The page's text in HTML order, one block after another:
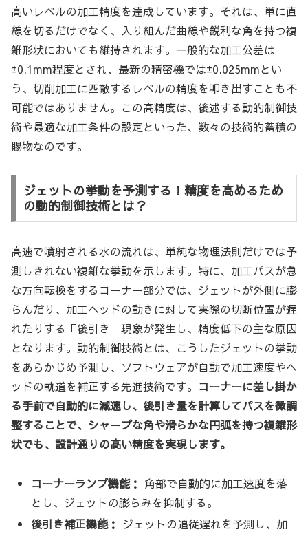
高いレベルの加工精度を達成しています。それは、単に直
線を切るだけでなく、入り組んだ曲線や鋭利な角を持つ複
雑形状においても維持されます。一般的な加工公差は
±0.1mm程度とされ、最新の精密機では±0.025mmとい
う、切削加工に匹敵するレベルの精度を叩き出すことも不
可能ではありません。この高精度は、後述する動的制御技
術や最適な加工条件の設定といった、数々の技術的蓄積の
賜物なのです。
ジェットの挙動を予測する！精度を高めるため
の動的制御技術とは？
高速で噴射される水の流れは、単純な物理法則だけでは予
測しきれない複雑な挙動を示します。特に、加工パスが急
な方向転換をするコーナー部分では、ジェットが外側に膨
らんだり、加工ヘッドの動きに対して実際の切断位置が遅
れたりする「後引き」現象が発生し、精度低下の主な原因
となります。動的制御技術とは、こうしたジェットの挙動
をあらかじめ予測し、ソフトウェアが自動で加工速度やヘ
ッドの軌道を補正する先進技術です。 コーナーに差し掛か
る手前で自動的に減速し、後引き量を計算してパスを微調
整することで、シャープな角や滑らかな円弧を持つ複雑形
状でも、設計通りの高い精度を実現します。
コーナーランプ機能： 角部で自動的に加工速度を落
とし、ジェットの膨らみを抑制する。
後引き補正機能： ジェットの追従遅れを予測し、加